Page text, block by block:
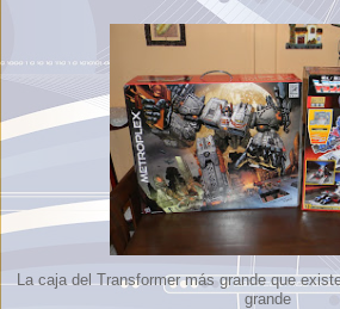
La caja del Transformer más grande que
grande